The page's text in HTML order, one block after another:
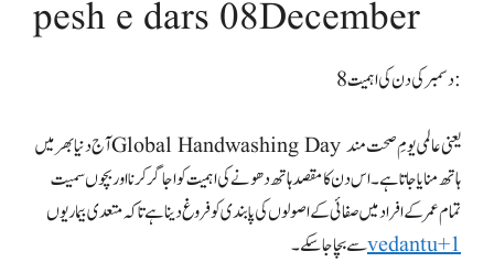
pesh e dars 08December
8 دسمبر کی دن کی اہمیت:
آج دنیا بھر میں Global Handwashing Day یعنی عالمی یومِ صحت مند
ہاتھ منایا جاتا ہے۔ اس دن کا مقصد ہاتھ دھونے کی اہمیت کو اجاگر کرنا اور بچوں سمیت
تمام عمر کے افراد میں صفائی کے اصولوں کی پابندی کو فروغ دینا ہے تاکہ متعدی بیماریوں
سے بچا جا سکے۔vedantu+1